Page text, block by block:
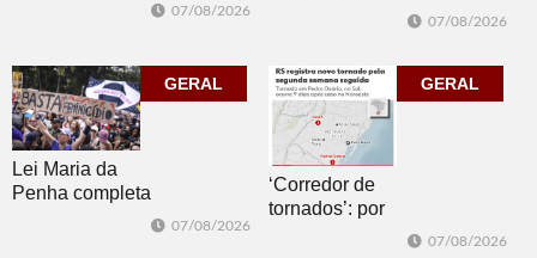
jogos
07/08/2026
corpo que cai”
07/08/2026
GERAL
Lei Maria da
Penha completa
07/08/2026
GERAL
‘Corredor de
tornados’: por
07/08/2026